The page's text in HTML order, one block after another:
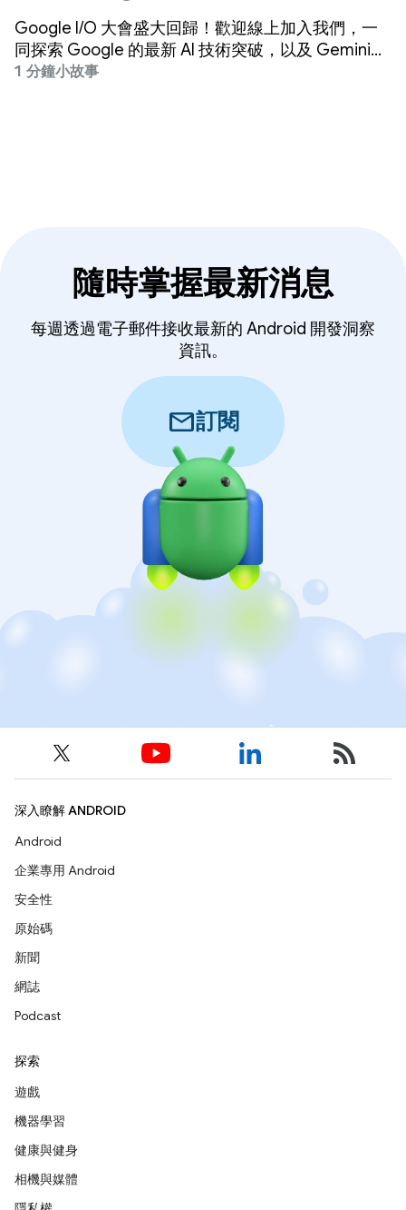
Google I/O 大會盛大回歸！歡迎線上加入我們，一
同探索 Google 的最新 AI 技術突破，以及 Gemini、
Android、Chrome、Cloud 等產品的最新動態。
1 分鐘小故事
隨時掌握最新消息
每週透過電子郵件接收最新的 Android 開發洞察
資訊。
mail訂閱
深入瞭解 ANDROID
Android
企業專用 Android
安全性
原始碼
新聞
網誌
Podcast
探索
遊戲
機器學習
健康與健身
相機與媒體